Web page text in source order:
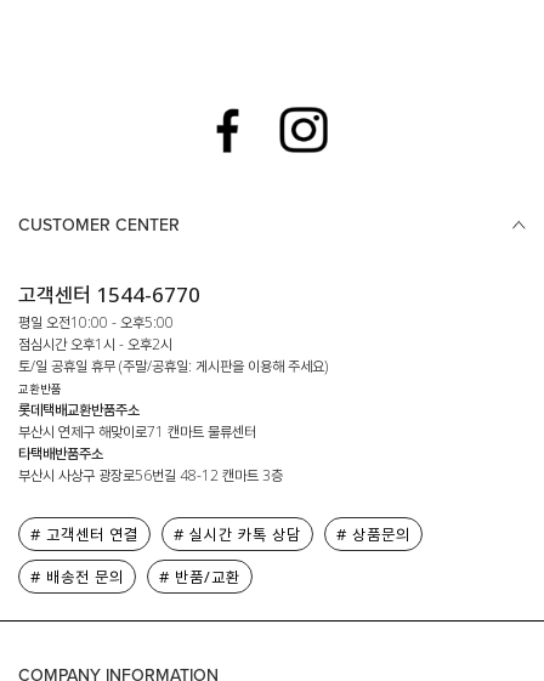
CUSTOMER CENTER
고객센터 1544-6770
평일 오전10:00 - 오후5:00
점심시간 오후1시 - 오후2시
토/일 공휴일 휴무 (주말/공휴일: 게시판을 이용해 주세요)
교환반품
롯데택배교환반품주소
부산시 연제구 해맞이로71 캔마트 물류센터
타택배반품주소
부산시 사상구 광장로56번길 48-12 캔마트 3층
# 고객센터 연결 # 실시간 카톡 상담
# 상품문의
# 배송전 문의
# 반품/교환
COMPANY INFORMATION